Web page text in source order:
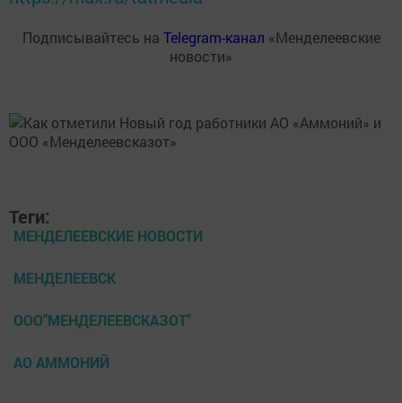
Подписывайтесь на Telegram-канал «Менделеевские
новости»
Теги:
МЕНДЕЛЕЕВСКИЕ НОВОСТИ
МЕНДЕЛЕЕВСК
ООО"МЕНДЕЛЕЕВСКАЗОТ"
АО АММОНИЙ